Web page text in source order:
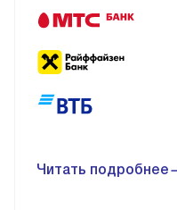
Читать подробнее